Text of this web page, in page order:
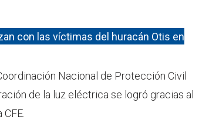
con las víctimas del huracán Otis en
Nacional de Protección Civil
de la luz eléctrica se logró gracias al